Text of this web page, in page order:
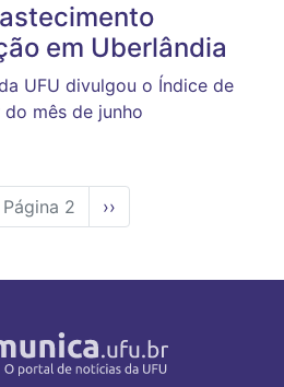
em Uberlândia
UFU divulgou o Índice de
mês de junho
Página 2
Próxima
página
››